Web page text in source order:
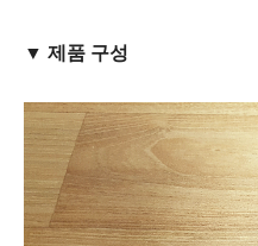
▼ 제품 구성